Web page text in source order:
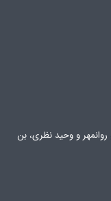
روانمهر و وحید نظری، بن